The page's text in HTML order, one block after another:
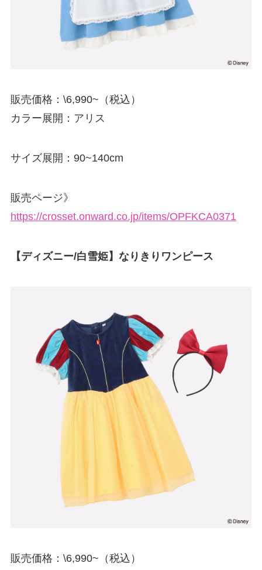
販売価格：\6,990~（税込）
カラー展開：アリス
サイズ展開：90~140cm
販売ページ》
https://crosset.onward.co.jp/items/OPFKCA0371
【ディズニー/白雪姫】なりきりワンピース
販売価格：\6,990~（税込）